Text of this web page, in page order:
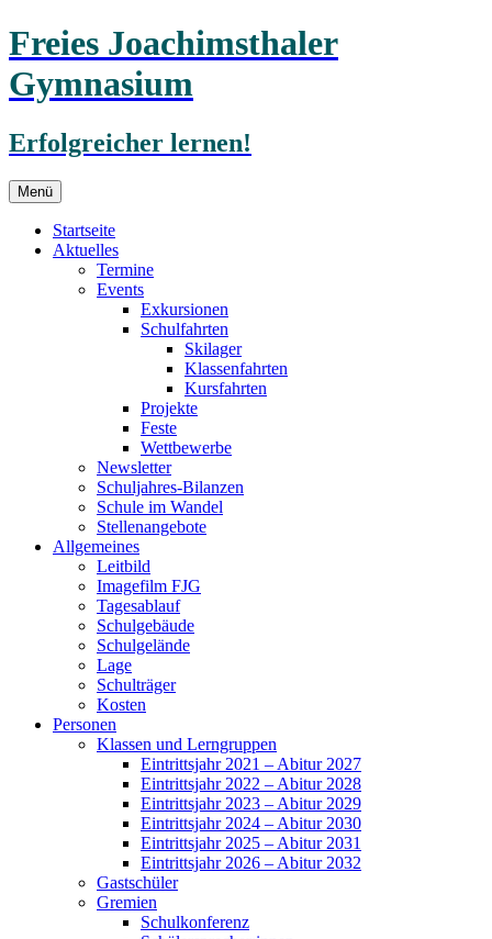
Freies Joachimsthaler
Gymnasium
Erfolgreicher lernen!
Menü Zum
Inhalt
springen
Startseite
Aktuelles
Termine
Events
Exkursionen
Schulfahrten
Skilager
Klassenfahrten
Kursfahrten
Projekte
Feste
Wettbewerbe
Newsletter
Schuljahres-Bilanzen
Schule im Wandel
Stellenangebote
Allgemeines
Leitbild
Imagefilm FJG
Tagesablauf
Schulgebäude
Schulgelände
Lage
Schulträger
Kosten
Personen
Klassen und Lerngruppen
Eintrittsjahr 2021 – Abitur 2027
Eintrittsjahr 2022 – Abitur 2028
Eintrittsjahr 2023 – Abitur 2029
Eintrittsjahr 2024 – Abitur 2030
Eintrittsjahr 2025 – Abitur 2031
Eintrittsjahr 2026 – Abitur 2032
Gastschüler
Gremien
Schulkonferenz